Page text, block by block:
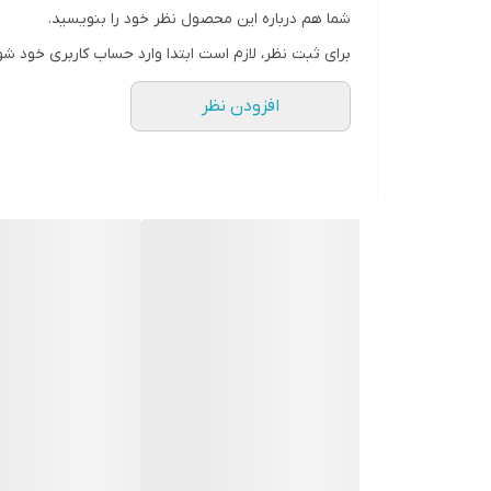
شما هم درباره این محصول نظر خود را بنویسید.
برای ثبت نظر، لازم است ابتدا وارد حساب کاربری خود
افزودن نظر